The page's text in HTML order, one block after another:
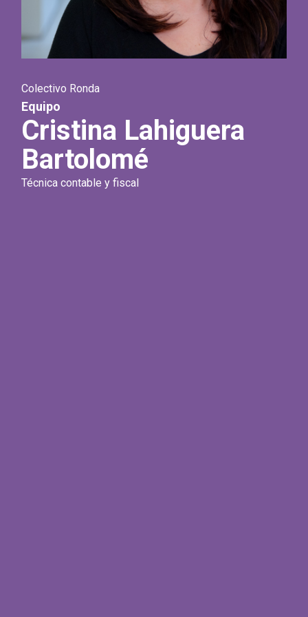
Colectivo Ronda
Equipo
Cristina Lahiguera
Bartolomé
Técnica contable y fiscal